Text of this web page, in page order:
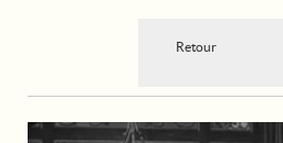
Retour